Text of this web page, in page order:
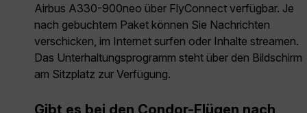
Airbus A330-900neo über FlyConnect verfügbar. Je
nach gebuchtem Paket können Sie Nachrichten
verschicken, im Internet surfen oder Inhalte streamen.
Das Unterhaltungsprogramm steht über den Bildschirm
am Sitzplatz zur Verfügung.